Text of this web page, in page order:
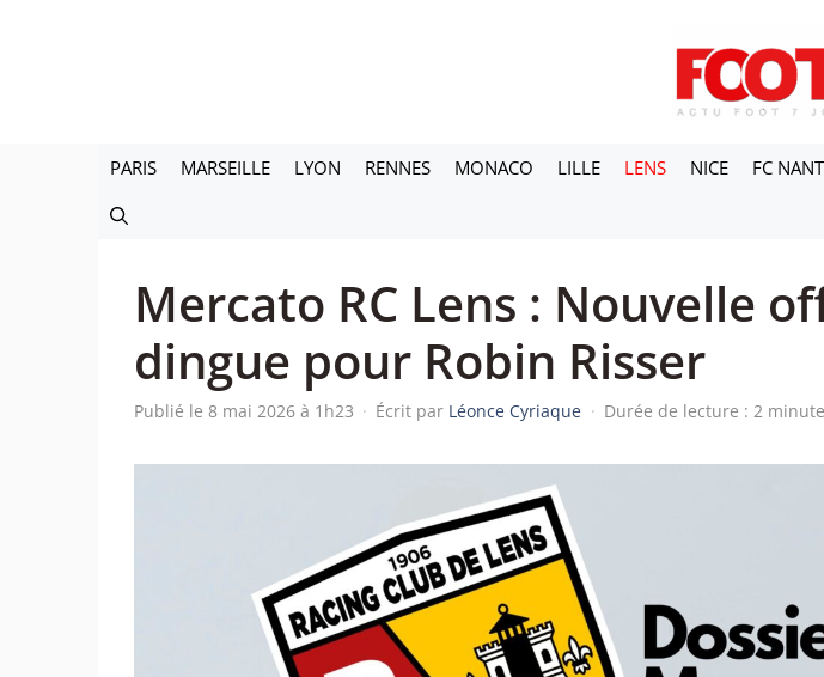
PARIS MARSEILLE LYON RENNES MONACO LILLE LENS NICE FC
Mercato RC Lens : Nouvelle
dingue pour Robin Risser
Publié le 8 mai 2026 à 1h23 · Écrit par Léonce Cyriaque · Durée de lecture : 2